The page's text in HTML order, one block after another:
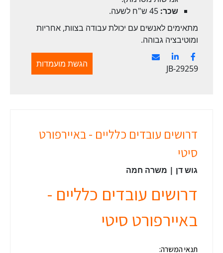
שכר:
מתאימים לאנשים עם יכולת עבודה בצוות, אחריות
ומוטיבציה גבוהה.
JB-29259 הגשת מועמדות
דרושים עובדים כלליים - באיירפורט
סיטי
גוש דן | משרה חמה
דרושים עובדים כלליים -
באיירפורט סיטי
תנאי המשרה: